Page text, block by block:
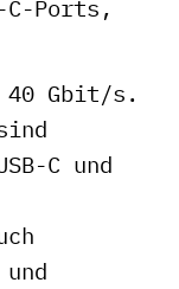
Ports,
40 Gbit/s.
C und